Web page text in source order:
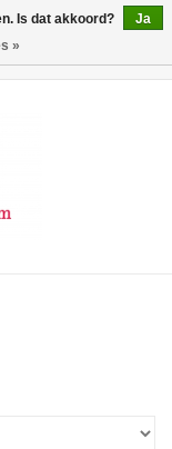
Is dat akkoord?
Ja
»